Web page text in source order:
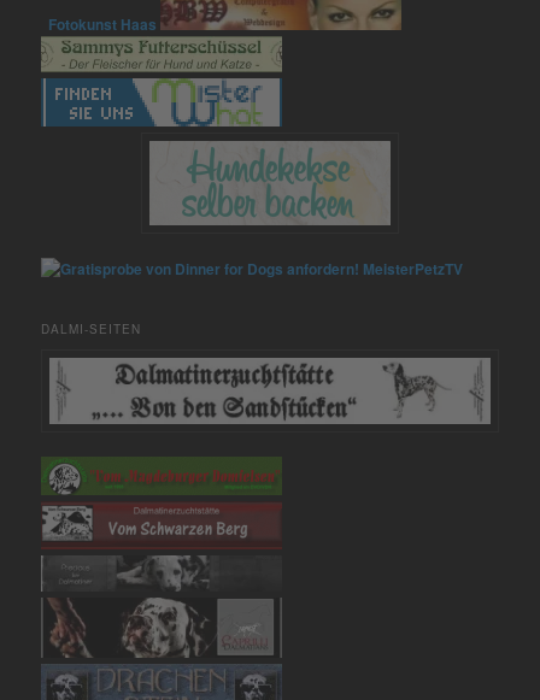
Fotokunst Haas
MeisterPetzTV
DALMI-SEITEN